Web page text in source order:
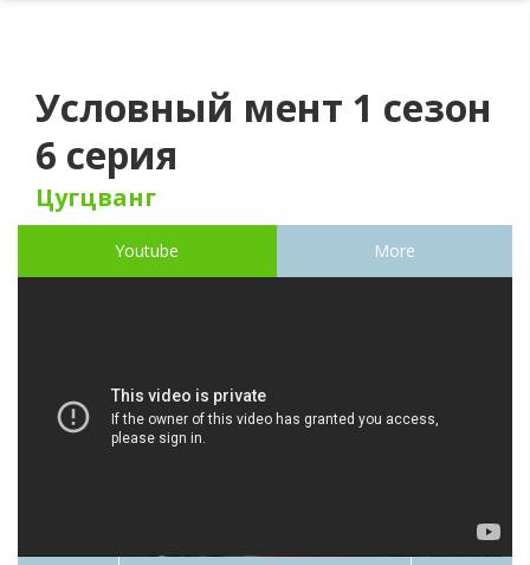
Условный мент 1 сезон
6 серия
Цугцванг
Youtube More